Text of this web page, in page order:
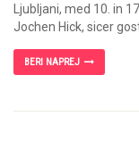
Ljubljani, med 10. in
Jochen Hick, sicer
BERI NAPREJ